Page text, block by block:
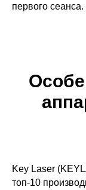
первого сеанса.
Key Laser
топ-10